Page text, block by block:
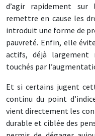
d’agir rapidement sur
remettre en cause les
introduit une forme de
pauvreté. Enfin, elle
actifs, déjà
touchés par
Et si certains jugent
continu du point
vient directement les
durable et ciblée des